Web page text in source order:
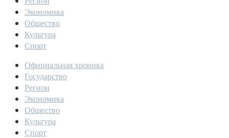
Экономика
Общество
Культура
Спорт
Официальная хроника
Государство
Регион
Экономика
Общество
Культура
Спорт